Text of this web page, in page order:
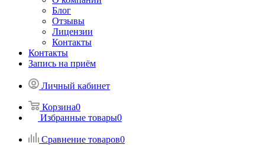
Блог
Отзывы
Лицензии
Контакты
Контакты
Запись на приём
Личный кабинет
Корзина0
Избранные товары0
Сравнение товаров0